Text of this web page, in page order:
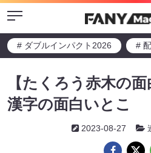
Menu
# ダブルインパクト2026 #
【たくろう赤木の面
漢字の面白いとこ
2023-08-27